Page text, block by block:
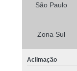
São Paulo
Zona Sul
Aclimação